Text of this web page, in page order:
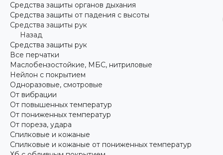
Средства защиты органов дыхания
Средства защиты от падения с высоты
Средства защиты рук
Назад
Средства защиты рук
Все перчатки
Маслобензостойкие, МБС, нитриловые
Нейлон с покрытием
Одноразовые, смотровые
От вибрации
От повышенных температур
От пониженных температур
От пореза, удара
Спилковые и кожаные
Спилковые и кожаные от пониженных температур